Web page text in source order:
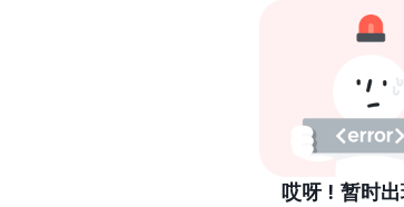
哎呀！暂时